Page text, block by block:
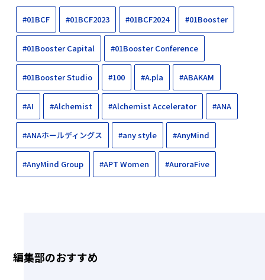
#01BCF #01BCF2023 #01BCF2024 #01Booster
#01Booster Capital #01Booster Conference
#01Booster Studio #100 #A.pla #ABAKAM
#AI #Alchemist #Alchemist Accelerator #ANA
#ANAホールディングス #any style #AnyMind
#AnyMind Group #APT Women #AuroraFive
編集部のおすすめ